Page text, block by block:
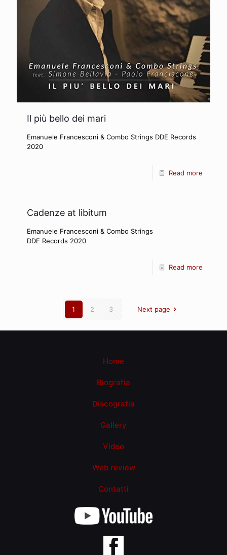
Il più bello dei mari
Emanuele Francesconi & Combo Strings DDE Records
2020
Read more
Cadenze at libitum
Emanuele Francesconi & Combo Strings
DDE Records 2020
Read more
1 2 3 Next page
Home
Biografia
Discografia
Gallery
Video
Web review
Contatti